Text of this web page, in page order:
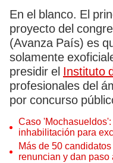
En el blanco. El
proyecto del
(Avanza País) es
solamente
presidir el Instituto
profesionales del
por concurso
Caso
inhabilitación para
Cordero Jon Tay
Más de 50
renuncian y dan